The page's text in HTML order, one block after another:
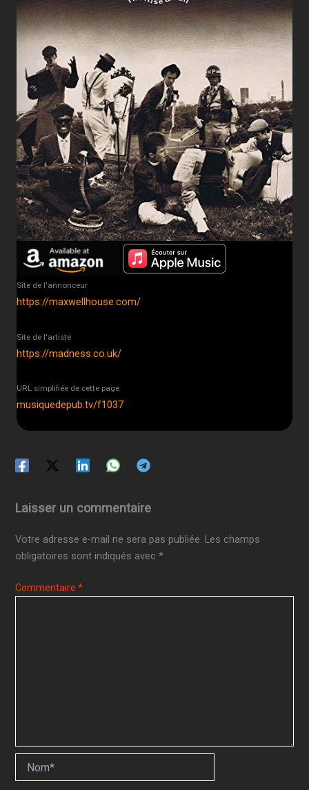
Site de l'annonceur
https://maxwellhouse.com/
Site de l'artiste
https://madness.co.uk/
URL simplifiée de cette page
musiquedepub.tv/f1037
Laisser un commentaire
Votre adresse e-mail ne sera pas publiée. Les champs
obligatoires sont indiqués avec*
Commentaire*